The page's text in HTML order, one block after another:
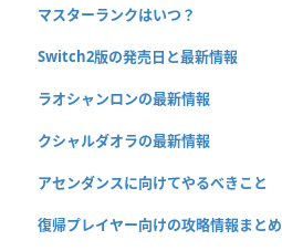
マスターランクはいつ？
Switch2版の発売日と最新情報
ラオシャンロンの最新情報
クシャルダオラの最新情報
アセンダンスに向けてやるべきこと
復帰プレイヤー向けの攻略情報まとめ